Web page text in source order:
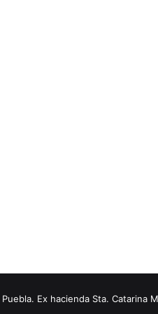
Ex hacienda Sta. Catarina